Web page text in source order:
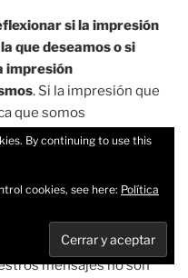
si la impresión
que deseamos o si
impresión
. Si la impresión que
que somos
ser comunica quienes
audiencia. Si la
quisiéramos y por
lo que pensamos y
bien a nuestra
mensajes no son
By continuing to use this
cookies, see here: Política